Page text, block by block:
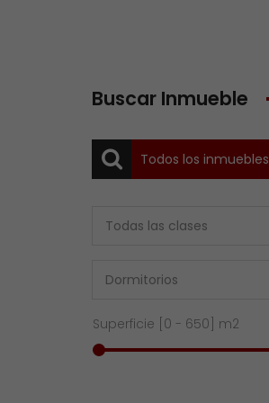
Buscar Inmueble
Todos los inmuebles
Superficie [ 0 - 650 ] m2